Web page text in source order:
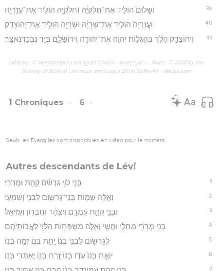
39 וְשַׁלּוּם֙ הוֹלִ֣יד אֶת־חִלְקִיָּ֔ה וְחִלְקִיָּ֖ה הוֹלִ֥יד אֶת־עֲזַרְיָֽה׃
40 וַעֲזַרְיָה֙ הוֹלִ֣יד אֶת־שְׂרָיָ֔ה וּשְׂרָיָ֖ה הוֹלִ֥יד אֶת־יְהוֹצָדָֽק׃
41 וִיהוֹצָדָ֣ק הָלַ֔ךְ בְּהַגְל֣וֹת יְהוָ֔ה אֶת־יְהוּדָ֖ה וִירוּשָׁלִָ֑ם בְּיַ֖ד נְבֻכַדְנֶאצַּֽר׃
Hébreu : © Westminster Leningrad Codex - tanach.us --- Grec : © 2010 by the
Society of Biblical Literature and Logos Bible Software - sblgnt.com
1 Chroniques 6
Seuls les Évangiles sont disponibles en vidéo pour le moment.
Autres descendants de Lévi
1 בְּנֵ֖י לֵוִ֑י גֵּרְשֹׁ֕ם קְהָ֖ת וּמְרָרִֽי׃
2 וְאֵ֛לֶּה שְׁמ֥וֹת בְּֽנֵי־גֵרְשׁ֖וֹם לִבְנִ֥י וְשִׁמְעִֽי׃
3 וּבְנֵ֖י קְהָ֑ת עַמְרָ֣ם וְיִצְהָ֔ר וְחֶבְר֖וֹן וְעֻזִּיאֵֽל׃
4 בְּנֵ֥י מְרָרִ֖י מַחְלִ֣י וּמֻשִׁ֑י וְאֵ֛לֶּה מִשְׁפְּח֥וֹת הַלֵּוִ֖י לַאֲבוֹתֵיהֶֽם׃
5 לְֽגֵרְשׁ֑וֹם לִבְנִ֥י בְנ֛וֹ יַ֥חַת בְּנ֖וֹ זִמָּ֥ה בְנֽוֹ׃
6 יוֹאָ֤ח בְּנוֹ֙ עִדּ֣וֹ בְנ֔וֹ זֶ֥רַח בְּנ֖וֹ יְאָתְרַ֥י בְּנֽוֹ׃
7